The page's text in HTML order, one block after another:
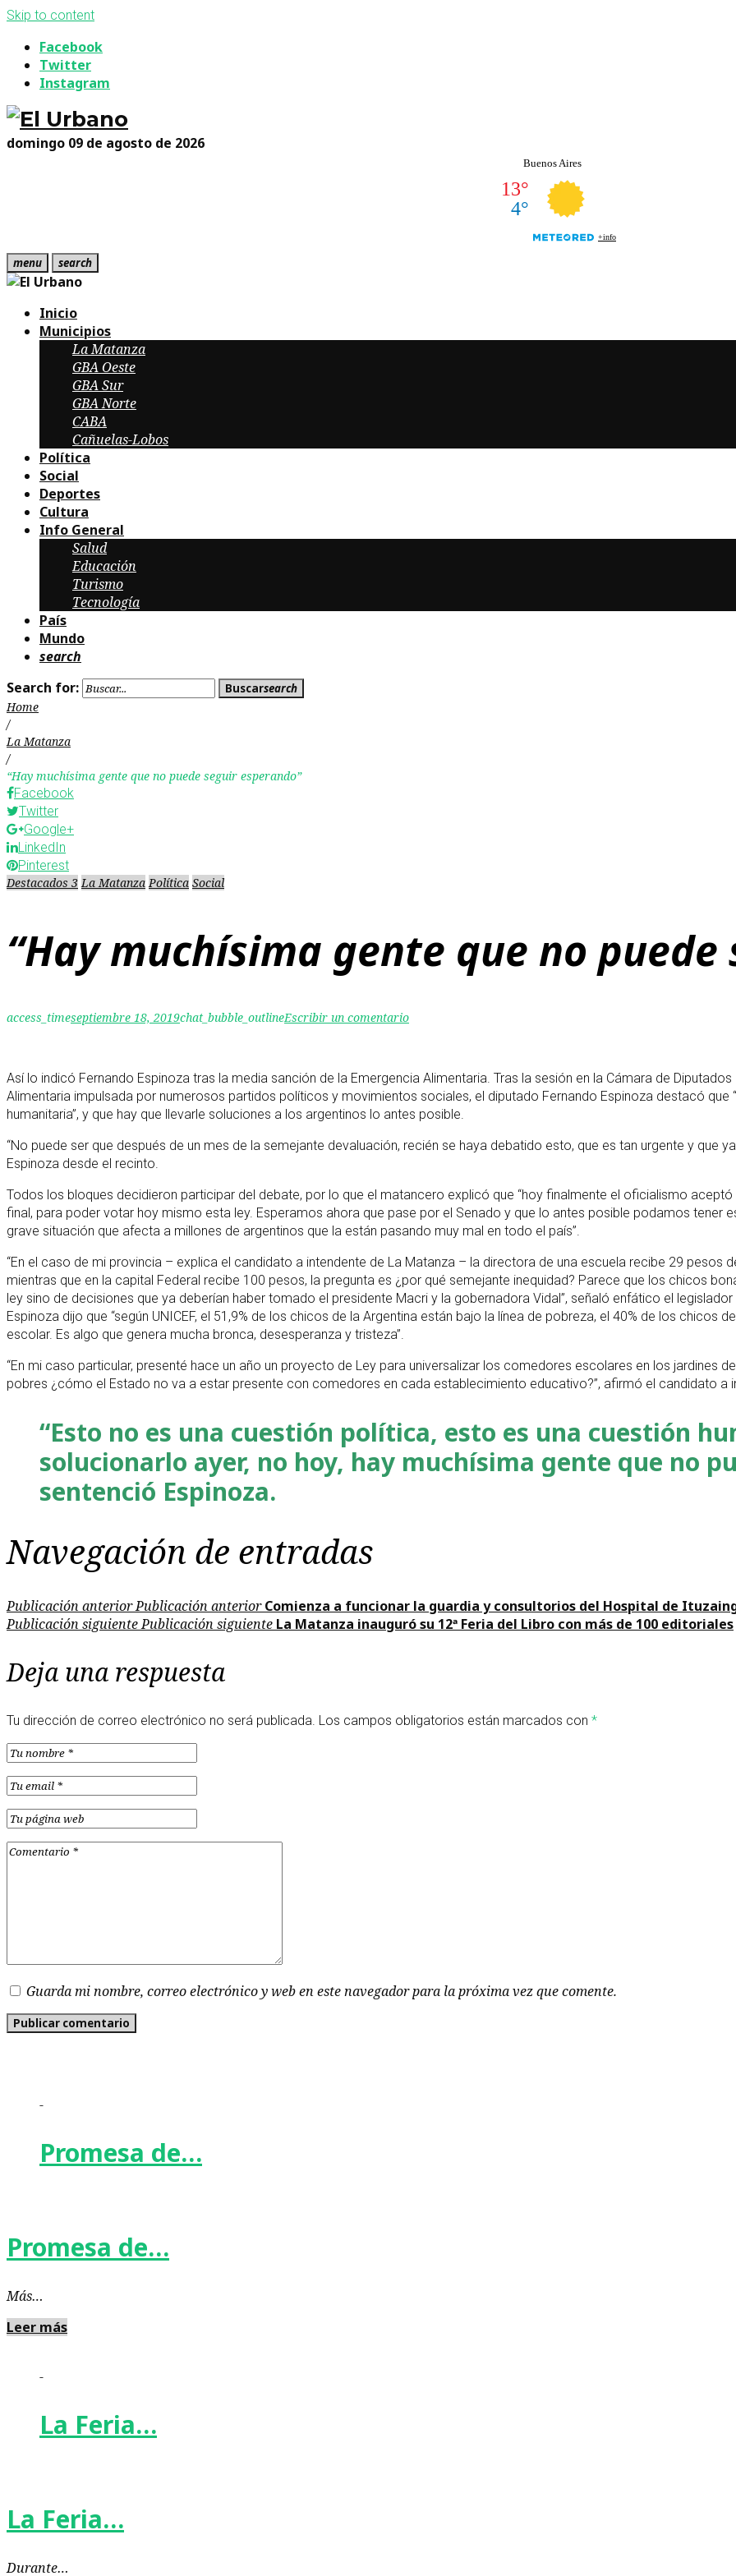
Skip to content
Facebook
Twitter
Instagram
domingo 09 de agosto de 2026
menu search
Inicio
Municipios
La Matanza
GBA Oeste
GBA Sur
GBA Norte
CABA
Cañuelas-Lobos
Política
Social
Deportes
Cultura
Info General
Salud
Educación
Turismo
Tecnología
País
Mundo
search
Search for:
Buscarsearch
Home
/
La Matanza
/
“Hay muchísima gente que no puede seguir esperando”
Facebook
Twitter
Google+
LinkedIn
Pinterest
Destacados 3 La Matanza Política Social
“Hay muchísima gente que no
access_timeseptiembre 18, 2019chat_bubble_outlineEscribir un comentario
Así lo indicó Fernando Espinoza tras la media sanción de la Emergencia Alimentaria. Tras la sesión en la Cámara de
Alimentaria impulsada por numerosos partidos políticos y movimientos sociales, el diputado Fernando Espinoza destacó que
humanitaria”, y que hay que llevarle soluciones a los argentinos lo antes posible.
“No puede ser que después de un mes de la semejante devaluación, recién se haya debatido esto, que es tan urgente y que
Espinoza desde el recinto.
Todos los bloques decidieron participar del debate, por lo que el matancero explicó que “hoy finalmente el oficialismo
final, para poder votar hoy mismo esta ley. Esperamos ahora que pase por el Senado y que lo antes posible podamos tener
grave situación que afecta a millones de argentinos que la están pasando muy mal en todo el país”.
“En el caso de mi provincia – explica el candidato a intendente de La Matanza – la directora de una escuela recibe 29
mientras que en la capital Federal recibe 100 pesos, la pregunta es ¿por qué semejante inequidad? Parece que los chicos
ley sino de decisiones que ya deberían haber tomado el presidente Macri y la gobernadora Vidal”, señaló enfático el
Espinoza dijo que “según UNICEF, el 51,9% de los chicos de la Argentina están bajo la línea de pobreza, el 40% de los
escolar. Es algo que genera mucha bronca, desesperanza y tristeza”.
“En mi caso particular, presenté hace un año un proyecto de Ley para universalizar los comedores escolares en los jardines
pobres ¿cómo el Estado no va a estar presente con comedores en cada establecimiento educativo?”, afirmó el candidato a
“Esto no es una cuestión política, esto es una cuestión
solucionarlo ayer, no hoy, hay muchísima gente que no
sentenció Espinoza.
Navegación de entradas
Publicación anteriorPublicación anterior Comienza a funcionar la guardia y consultorios del Hospital de
Publicación siguientePublicación siguiente La Matanza inauguró su 12ª Feria del Libro con más de 100 editoriales
Deja una respuesta
Tu dirección de correo electrónico no será publicada. Los campos obligatorios están marcados con *
Guarda mi nombre, correo electrónico y web en este navegador para la próxima vez que comente.
-
Promesa de…
Promesa de…
Más…
Leer más
-
La Feria…
La Feria…
Durante…